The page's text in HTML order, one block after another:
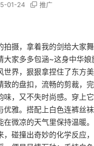
01-24 推广
拍摄，拿着我的剑给大家
大家多多包涵~这身中华娘
世界，狠狠拿捏住了东方
致的盘扣，流畅的剪裁，
味，又不失时尚感。穿上
优雅。搭配上白色连裤丝
在微凉的天气里保持温暖。
，碰撞出奇妙的化学反应